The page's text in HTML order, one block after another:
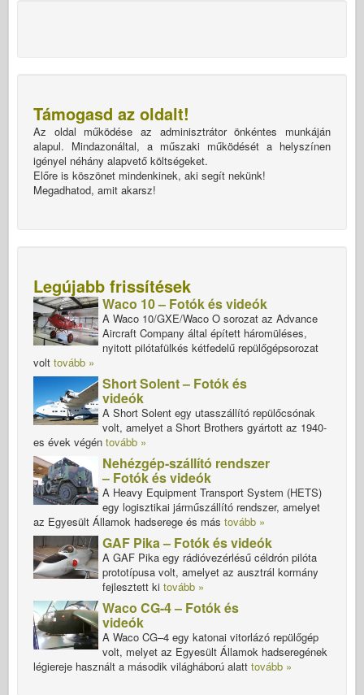
Támogasd az oldalt!
Az oldal működése az adminisztrátor önkéntes munkáján
alapul. Mindazonáltal, a műszaki működését a helyszínen
igényel néhány alapvető költségeket.
Előre is köszönet mindenkinek, aki segít nekünk!
Megadhatod, amit akarsz!
Legújabb frissítések
Waco 10 – Fotók és videók
A Waco 10/GXE/Waco O sorozat az Advance
Aircraft Company által épített háromüléses,
nyitott pilótafülkés kétfedelű repülőgépsorozat
volt tovább »
Short Solent – Fotók és
videók
A Short Solent egy utasszállító repülőcsónak
volt, amelyet a Short Brothers gyártott az 1940-
es évek végén tovább »
Nehézgép-szállító rendszer
– Fotók és videók
A Heavy Equipment Transport System (HETS)
egy logisztikai járműszállító rendszer, amelyet
az Egyesült Államok hadserege és más tovább »
GAF Pika – Fotók és videók
A GAF Pika egy rádióvezérlésű céldrón pilóta
prototípusa volt, amelyet az ausztrál kormány
fejlesztett ki tovább »
Waco CG-4 – Fotók és
videók
A Waco CG–4 egy katonai vitorlázó repülőgép
volt, melyet az Egyesült Államok hadseregének
légiereje használt a második világháború alatt tovább »